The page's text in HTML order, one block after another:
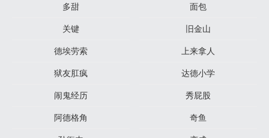
多甜
面包
关键
旧金山
德埃劳索
上来拿人
狱友肛疯
达德小学
闹鬼经历
秀屁股
阿德格角
奇鱼